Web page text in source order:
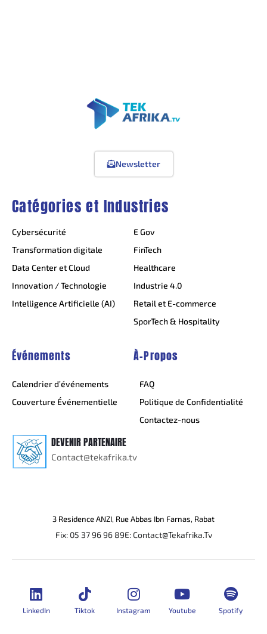
Catégories et Industries
Cybersécurité
Transformation digitale
Data Center et Cloud
Innovation / Technologie
Intelligence Artificielle (AI)
E Gov
FinTech
Healthcare
Industrie 4.0
Retail et E-commerce
SporTech & Hospitality
Événements À-Propos
Calendrier d’événements
Couverture Événementielle
FAQ
Politique de Confidentialité
Contactez-nous
DEVENIR PARTENAIRE
Contact@tekafrika.tv
Newsletter
3 Residence ANZI, Rue Abbas Ibn Farnas, Rabat
Fix: 05 37 96 96 89E: Contact@Tekafrika.Tv
LinkedIn Tiktok Instagram Youtube Spotify